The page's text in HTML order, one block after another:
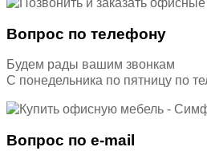
Вопрос по телефону
Будем рады вашим звонкам
С понедельника по пятницу по
Вопрос по e-mail